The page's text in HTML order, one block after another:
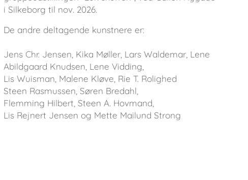
i Silkeborg til nov. 2026.
De andre deltagende kunstnere er:
Jens Chr. Jensen, Kika Møller, Lars Waldemar, Lene
Abildgaard Knudsen, Lene Vidding,
Lis Wuisman, Malene Kløve, Rie T. Rolighed
Steen Rasmussen, Søren Bredahl,
Flemming Hilbert, Steen A. Hovmand,
Lis Rejnert Jensen og Mette Mailund Strong